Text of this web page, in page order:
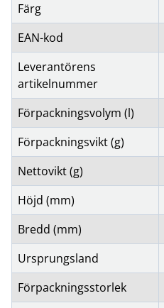
Färg
EAN-kod
Leverantörens
artikelnummer
Förpackningsvolym (l)
Förpackningsvikt (g)
Nettovikt (g)
Höjd (mm)
Bredd (mm)
Ursprungsland
Förpackningsstorlek